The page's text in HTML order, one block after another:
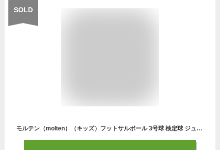
SOLD
モルテン（molten）（キッズ）フットサルボール 3号球 検定球 ジュニア ヴァンタッジオ フットサル 3000 F8A3000 自主練